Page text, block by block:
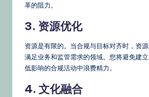
革的阻力。
3. 资源优化
资源是有限的。当合规与目标对齐时，资
满足业务和监管需求的领域。您将避免建
低影响的合规活动中浪费精力。
4. 文化融合